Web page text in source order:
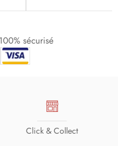
sécurisé
Click & Collect